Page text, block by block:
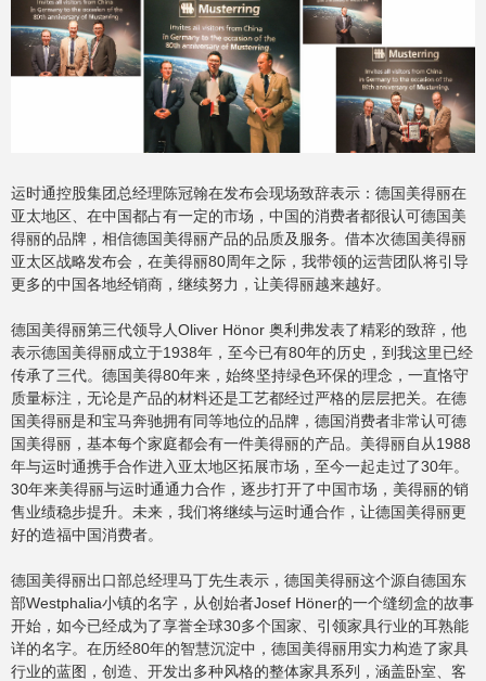
运时通控股集团总经理陈冠翰在发布会现场致辞表示：德国美得丽在
亚太地区、在中国都占有一定的市场，中国的消费者都很认可德国美
得丽的品牌，相信德国美得丽产品的品质及服务。借本次德国美得丽
亚太区战略发布会，在美得丽80周年之际，我带领的运营团队将引导
更多的中国各地经销商，继续努力，让美得丽越来越好。
德国美得丽第三代领导人Oliver Hönor 奥利弗发表了精彩的致辞，他
表示德国美得丽成立于1938年，至今已有80年的历史，到我这里已经
传承了三代。德国美得80年来，始终坚持绿色环保的理念，一直恪守
质量标注，无论是产品的材料还是工艺都经过严格的层层把关。在德
国美得丽是和宝马奔驰拥有同等地位的品牌，德国消费者非常认可德
国美得丽，基本每个家庭都会有一件美得丽的产品。美得丽自从1988
年与运时通携手合作进入亚太地区拓展市场，至今一起走过了30年。
30年来美得丽与运时通通力合作，逐步打开了中国市场，美得丽的销
售业绩稳步提升。未来，我们将继续与运时通合作，让德国美得丽更
好的造福中国消费者。
德国美得丽出口部总经理马丁先生表示，德国美得丽这个源自德国东
部Westphalia小镇的名字，从创始者Josef Höner的一个缝纫盒的故事
开始，如今已经成为了享誉全球30多个国家、引领家具行业的耳熟能
详的名字。在历经80年的智慧沉淀中，德国美得丽用实力构造了家具
行业的蓝图，创造、开发出多种风格的整体家具系列，涵盖卧室、客